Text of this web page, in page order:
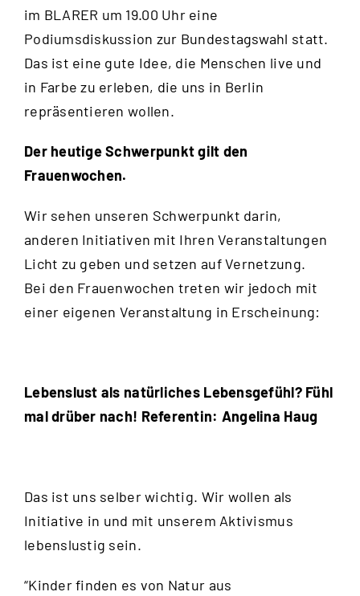
im BLARER um 19.00 Uhr eine
Podiumsdiskussion zur Bundestagswahl statt.
Das ist eine gute Idee, die Menschen live und
in Farbe zu erleben, die uns in Berlin
repräsentieren wollen.
Der heutige Schwerpunkt gilt den
Frauenwochen.
Wir sehen unseren Schwerpunkt darin,
anderen Initiativen mit Ihren Veranstaltungen
Licht zu geben und setzen auf Vernetzung.
Bei den Frauenwochen treten wir jedoch mit
einer eigenen Veranstaltung in Erscheinung:
Lebenslust als natürliches Lebensgefühl? Fühl
mal drüber nach! Referentin: Angelina Haug
Das ist uns selber wichtig. Wir wollen als
Initiative in und mit unserem Aktivismus
lebenslustig sein.
“Kinder finden es von Natur aus